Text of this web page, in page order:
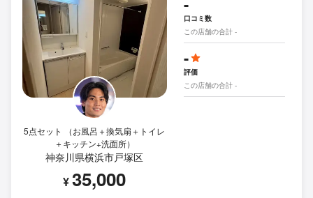
5点セット （お風呂＋換気扇＋トイレ
＋キッチン+洗面所）
神奈川県横浜市戸塚区
¥35,000
口コミ数
この店舗の合計 -
-
評価
この店舗の合計 -